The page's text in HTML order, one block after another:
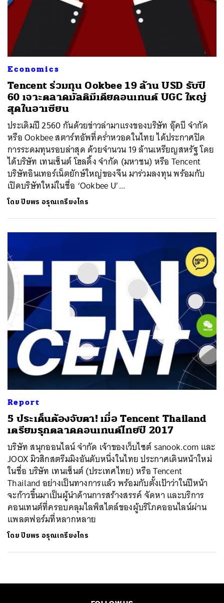
Economics
Tencent ร่วมทุน Ookbee 19 ล้าน USD รับปี
60 เจาะตลาดมัลติมีเดียคอนเทนต์ UGC ใหญ่
สุดในอาเซียน
ประเดิมปี 2560 กันด้วยข่าวล่ามาแรงของบริษัท อุ๊คบี จำกัด
หรือ Ookbee สตาร์ทอัพที่คร่ำหวอดในไทย ได้ประกาศปิด
การระดมทุนรอบล่าสุด ด้วยจำนวน 19 ล้านเหรียญสหรัฐ โดย
ได้บริษัท เทนเซ็นต์ โฮลดิ้ง จำกัด (มหาชน) หรือ Tencent
บริษัทอินเทอร์เน็ตยักษ์ใหญ่ของจีน มาร่วมลงทุน พร้อมกับ
เปิดบริษัทใหม่ในชื่อ ‘Ookbee U’...
โดยปิยพร อรุณเกรียงไกร
Report
5 ประเด็นต้องจับตา! เมื่อ Tencent Thailand
เตรียมรุกตลาดคอนเทนต์ไทยปี 2017
บริษัท สนุกออนไลน์ จำกัด เจ้าของเว็บไซต์ sanook.com และ
JOOX มิวสิกสตรีมมิงอันดับหนึ่งในไทย ประกาศเดินหน้าใหม่
ในชื่อ บริษัท เทนเซ็นต์ (ประเทศไทย) หรือ Tencent
Thailand อย่างเป็นทางการแล้ว พร้อมกับตั้งเป้าว่าในปีหน้า
จะก้าวขึ้นมาเป็นผู้นำด้านการสร้างสรรค์ จัดหา และบริการ
คอนเทนต์ที่ครอบคลุมไลฟ์สไตล์ของผู้บริโภคออนไลน์ผ่าน
แพลตฟอร์มที่หลากหลาย
โดยปิยพร อรุณเกรียงไกร
SHARE TWEET LINE EMAIL